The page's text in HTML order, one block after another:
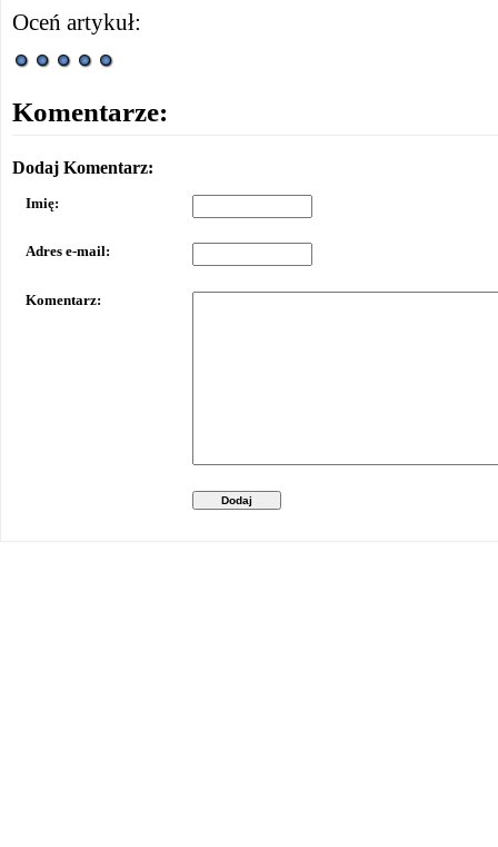
Oceń artykuł:
Komentarze:
Dodaj Komentarz:
Imię:
Adres e-mail:
Komentarz:
Dodaj